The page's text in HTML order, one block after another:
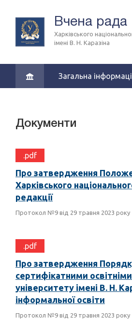
Вчена рада
Харківського
імені В. Н. Каразіна
Загальна
Документи
.pdf
Про затвердження
Харківського
редакції
Протокол №9 від 29 травня 2023 року
.pdf
Про затвердження
сертифікатними
університету імені В. Н.
інформальної освіти
Протокол №9 від 29 травня 2023 року